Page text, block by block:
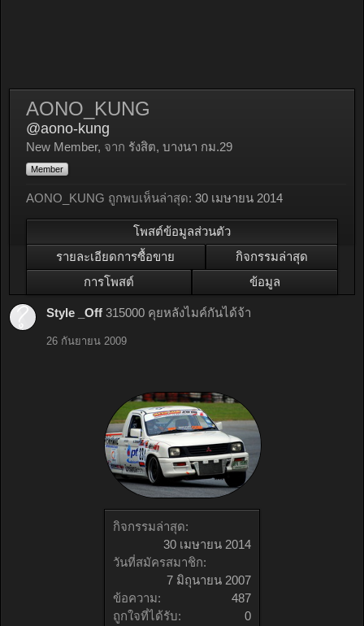
กิจกรรมล่าสุด:
30 เมษายน 2014
วันที่สมัครสมาชิก:
7 มิถุนายน 2007
ข้อความ:
487
ถูกใจที่ได้รับ:
0
AONO_KUNG
@aono-kung
New Member, จาก รังสิต, บางนา กม.29
Member
AONO_KUNG ถูกพบเห็นล่าสุด: 30 เมษายน 2014
โพสต์ข้อมูลส่วนตัว
รายละเอียดการซื้อขาย
กิจกรรมล่าสุด
การโพสต์
ข้อมูล
Style _Off 315000 คุยหลังไมค์กันได้จ้า
26 กันยายน 2009